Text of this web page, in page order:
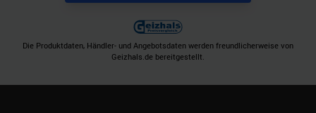
Die Produktdaten, Händler- und Angebotsdaten werden freundlicherweise von
Geizhals.de bereitgestellt.